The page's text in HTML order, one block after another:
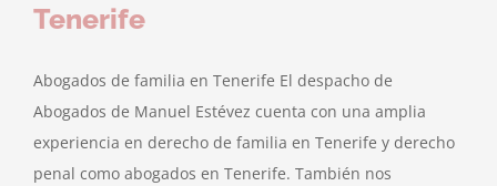
Tenerife
Abogados de familia en Tenerife El despacho de
Abogados de Manuel Estévez cuenta con una amplia
experiencia en derecho de familia en Tenerife y derecho
penal como abogados en Tenerife. También nos